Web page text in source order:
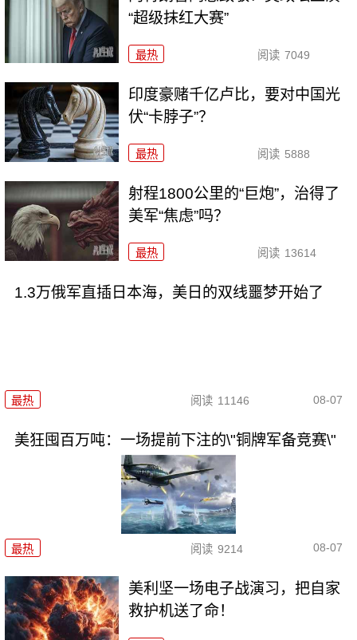
“超级抹红大赛”
最热 阅读 7049
印度豪赌千亿卢比，要对中国光
伏“卡脖子”？
最热 阅读 5888
射程1800公里的“巨炮”，治得了
美军“焦虑”吗？
最热 阅读 13614
1.3万俄军直插日本海，美日的双线噩梦开始了
最热 阅读 11146 08-07
美狂囤百万吨：一场提前下注的\"铜牌军备竞赛\"
最热 阅读 9214 08-07
美利坚一场电子战演习，把自家
救护机送了命！